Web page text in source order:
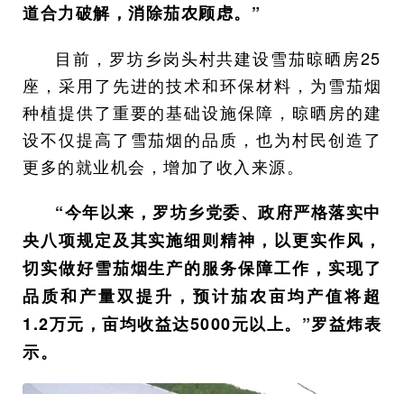
道合力破解，消除茄农顾虑。”
目前，罗坊乡岗头村共建设雪茄晾晒房25
座，采用了先进的技术和环保材料，为雪茄烟
种植提供了重要的基础设施保障，晾晒房的建
设不仅提高了雪茄烟的品质，也为村民创造了
更多的就业机会，增加了收入来源。
“今年以来，罗坊乡党委、政府严格落实中
央八项规定及其实施细则精神，以更实作风，
切实做好雪茄烟生产的服务保障工作，实现了
品质和产量双提升，预计茄农亩均产值将超
1.2万元，亩均收益达5000元以上。”罗益炜表
示。